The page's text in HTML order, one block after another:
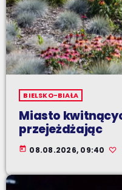
BIELSKO-BIAŁA
Miasto
przejeżdżając
today 08.08.2026, 09:40